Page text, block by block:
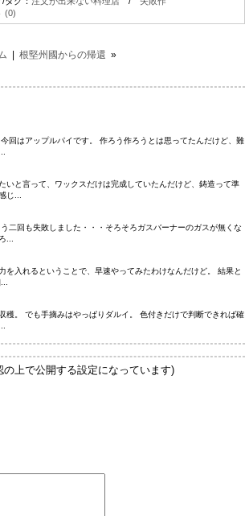
(0)
根堅州國からの帰還 »
回はアップルパイです。 作ろう作ろうとは思ってたんだけど、難
と言って、ワックスだけは完成していたんだけど、鋳造って準
じ...
二回も失敗しました・・・そろそろガスバーナーのガスが無くな
...
入れるということで、早速やってみたわけなんだけど。 結果と
。 でも手摘みはやっぱりダルイ。 色付きだけで判断できれば確
上で公開する設定になっています)